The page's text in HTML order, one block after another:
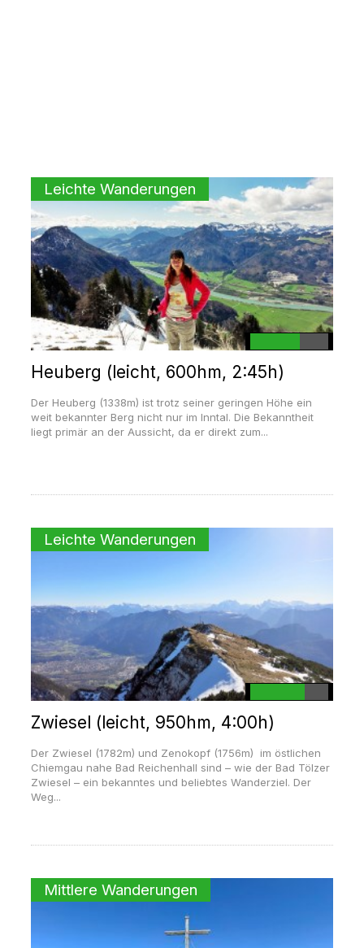
Leichte Wanderungen
Heuberg (leicht, 600hm, 2:45h)
Der Heuberg (1338m) ist trotz seiner geringen Höhe ein
weit bekannter Berg nicht nur im Inntal. Die Bekanntheit
liegt primär an der Aussicht, da er direkt zum...
Leichte Wanderungen
Zwiesel (leicht, 950hm, 4:00h)
Der Zwiesel (1782m) und Zenokopf (1756m) im östlichen
Chiemgau nahe Bad Reichenhall sind – wie der Bad Tölzer
Zwiesel – ein bekanntes und beliebtes Wanderziel. Der
Weg...
Mittlere Wanderungen